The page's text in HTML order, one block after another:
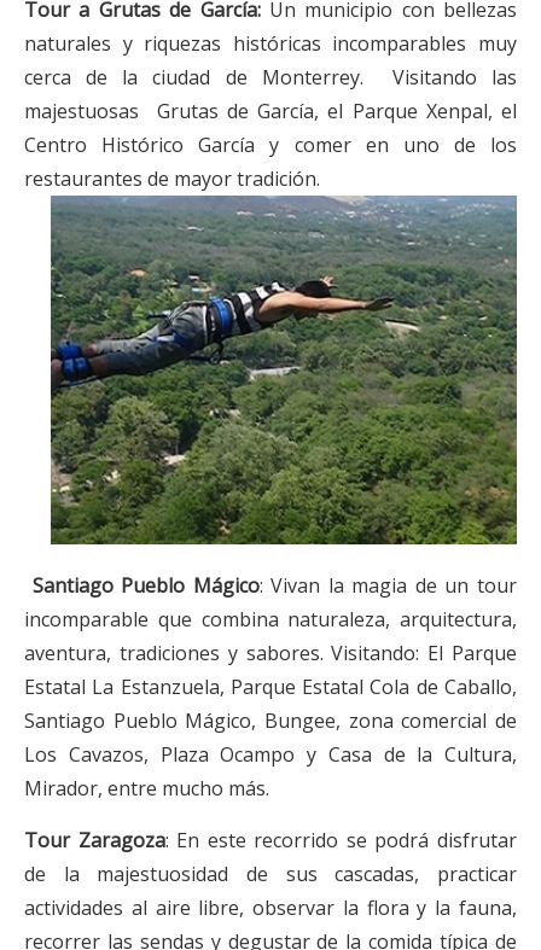
Tour a Grutas de García:Un municipio con bellezas
naturales y riquezas históricas incomparables muy
cerca de la ciudad de Monterrey. Visitando las
majestuosas Grutas de García, el Parque Xenpal, el
Centro Histórico García y comer en uno de los
restaurantes de mayor tradición.
Santiago Pueblo Mágico: Vivan la magia de un tour
incomparable que combina naturaleza, arquitectura,
aventura, tradiciones y sabores. Visitando: El Parque
Estatal La Estanzuela, Parque Estatal Cola de Caballo,
Santiago Pueblo Mágico, Bungee, zona comercial de
Los Cavazos, Plaza Ocampo y Casa de la Cultura,
Mirador, entre mucho más.
Tour Zaragoza: En este recorrido se podrá disfrutar
de la majestuosidad de sus cascadas, practicar
actividades al aire libre, observar la flora y la fauna,
recorrer las sendas y degustar de la comida típica de